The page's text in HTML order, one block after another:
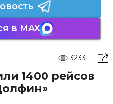
в MAX
3233
1400 рейсов